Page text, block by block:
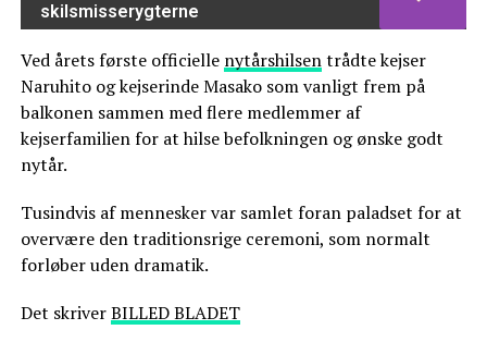
skilsmisserygterne
Ved årets første officielle nytårshilsentrådte kejser
Naruhito og kejserinde Masako som vanligt frem på
balkonen sammen med flere medlemmer af
kejserfamilien for at hilse befolkningen og ønske godt
nytår.
Tusindvis af mennesker var samlet foran paladset for at
overvære den traditionsrige ceremoni, som normalt
forløber uden dramatik.
Det skriverBILLED BLADET